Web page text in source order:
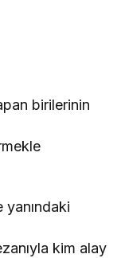
birilerinin
kim alay